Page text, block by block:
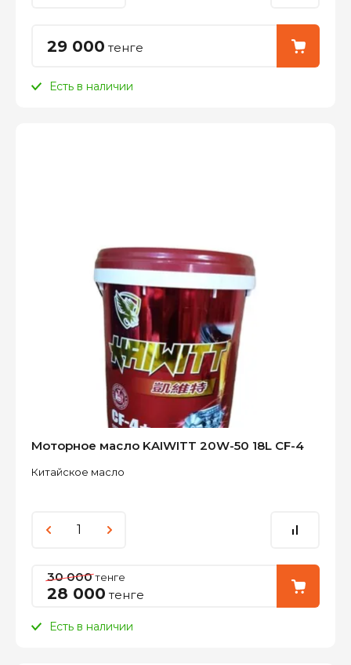
29 000 тенге
Есть в наличии
Моторное масло KAIWITT 20W-50 18L CF-4
Китайское масло
30 000тенге
28 000 тенге
Есть в наличии